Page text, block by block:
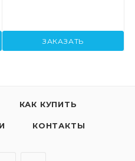
ЗАКАЗАТЬ
КАК КУПИТЬ
КОНТАКТЫ